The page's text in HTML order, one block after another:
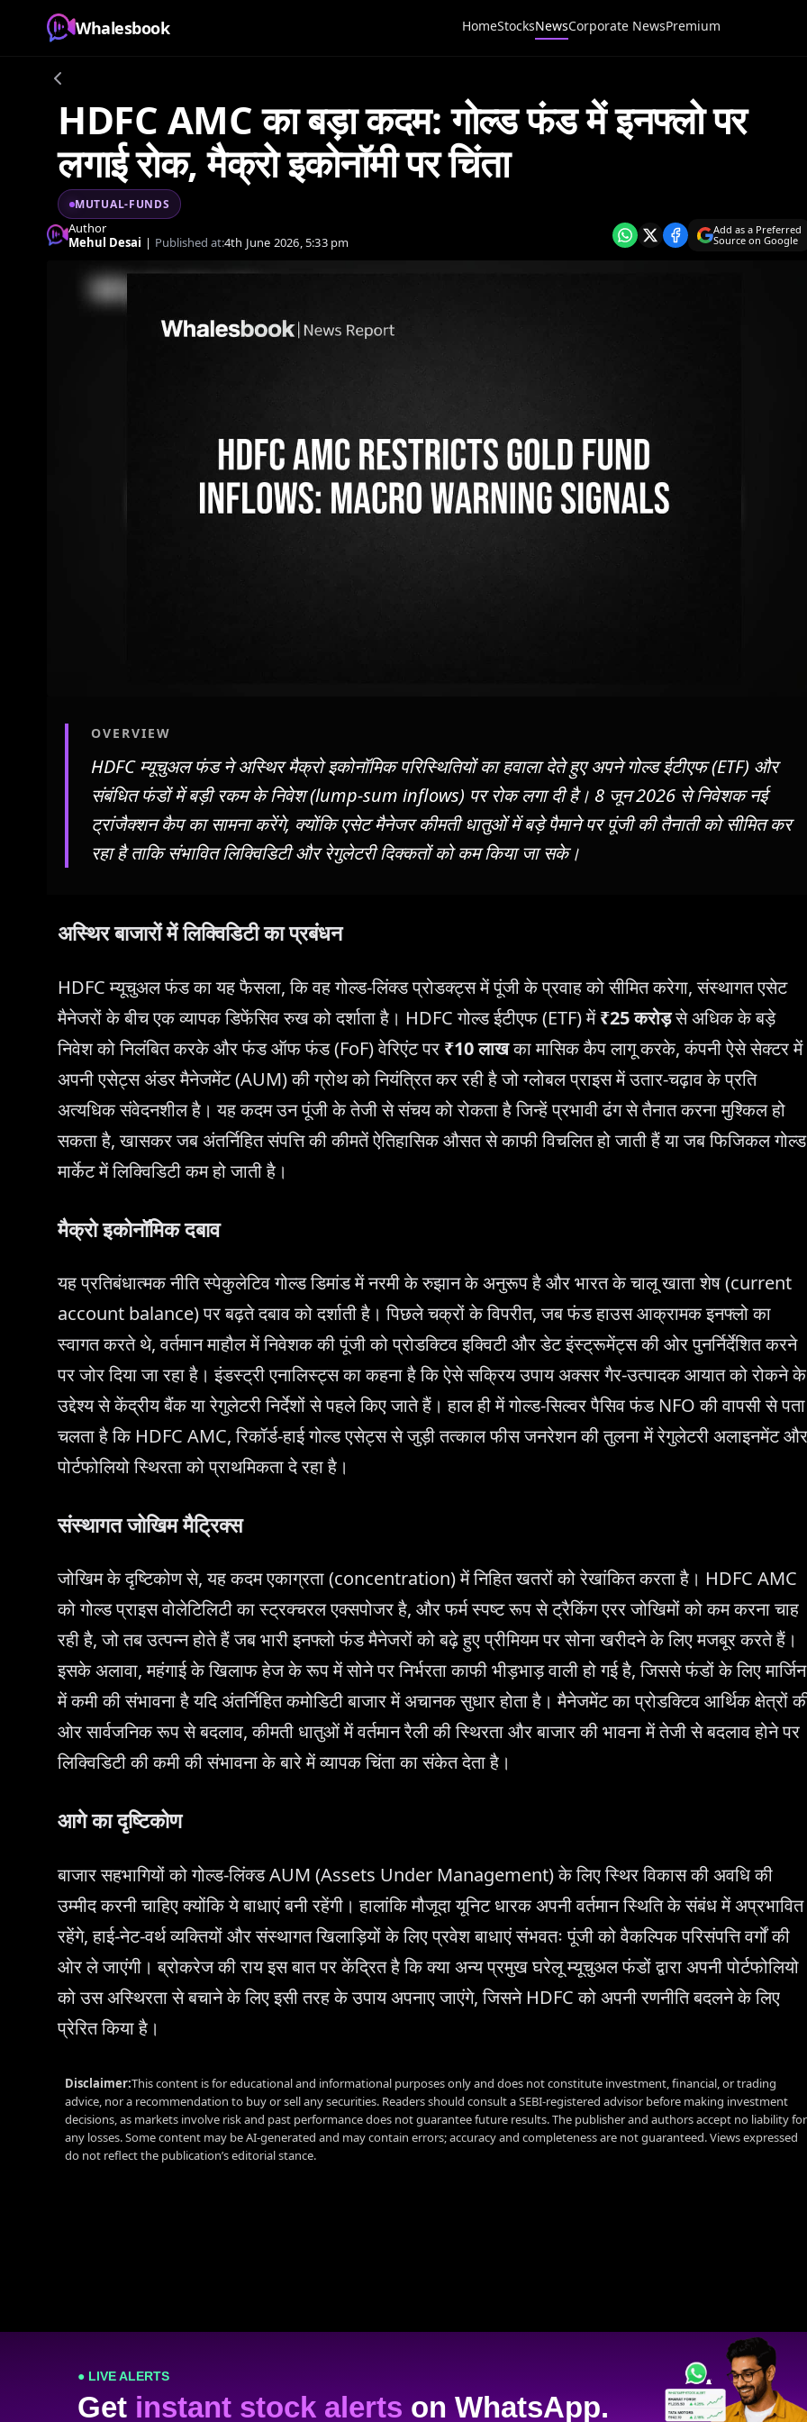
Whalesbook HomeStocksNewsCorporate NewsPremium
HDFC AMC का बड़ा कदम: गोल्ड फंड में इनफ्लो पर
लगाई रोक, मैक्रो इकोनॉमी पर चिंता
MUTUAL-FUNDS
Author
Mehul Desai | Published at:4th June 2026, 5:33 pm
Add as a Preferred
Source on Google
OVERVIEW
HDFC म्यूचुअल फंड ने अस्थिर मैक्रो इकोनॉमिक परिस्थितियों का हवाला देते हुए अपने गोल्ड ईटीएफ (ETF) और
संबंधित फंडों में बड़ी रकम के निवेश (lump-sum inflows) पर रोक लगा दी है। 8 जून 2026 से निवेशक नई
ट्रांजैक्शन कैप का सामना करेंगे, क्योंकि एसेट मैनेजर कीमती धातुओं में बड़े पैमाने पर पूंजी की तैनाती को सीमित कर
रहा है ताकि संभावित लिक्विडिटी और रेगुलेटरी दिक्कतों को कम किया जा सके।
अस्थिर बाजारों में लिक्विडिटी का प्रबंधन
HDFC म्यूचुअल फंड का यह फैसला, कि वह गोल्ड-लिंक्ड प्रोडक्ट्स में पूंजी के प्रवाह को सीमित करेगा, संस्थागत एसेट
मैनेजरों के बीच एक व्यापक डिफेंसिव रुख को दर्शाता है। HDFC गोल्ड ईटीएफ (ETF) में₹25 करोड़से अधिक के बड़े
निवेश को निलंबित करके और फंड ऑफ फंड (FoF) वेरिएंट पर ₹10 लाखका मासिक कैप लागू करके, कंपनी ऐसे सेक्टर में
अपनी एसेट्स अंडर मैनेजमेंट (AUM) की ग्रोथ को नियंत्रित कर रही है जो ग्लोबल प्राइस में उतार-चढ़ाव के प्रति
अत्यधिक संवेदनशील है। यह कदम उन पूंजी के तेजी से संचय को रोकता है जिन्हें प्रभावी ढंग से तैनात करना मुश्किल हो
सकता है, खासकर जब अंतर्निहित संपत्ति की कीमतें ऐतिहासिक औसत से काफी विचलित हो जाती हैं या जब फिजिकल गोल्ड
मार्केट में लिक्विडिटी कम हो जाती है।
मैक्रो इकोनॉमिक दबाव
यह प्रतिबंधात्मक नीति स्पेकुलेटिव गोल्ड डिमांड में नरमी के रुझान के अनुरूप है और भारत के चालू खाता शेष (current
account balance) पर बढ़ते दबाव को दर्शाती है। पिछले चक्रों के विपरीत, जब फंड हाउस आक्रामक इनफ्लो का
स्वागत करते थे, वर्तमान माहौल में निवेशक की पूंजी को प्रोडक्टिव इक्विटी और डेट इंस्ट्रूमेंट्स की ओर पुनर्निर्देशित करने
पर जोर दिया जा रहा है। इंडस्ट्री एनालिस्ट्स का कहना है कि ऐसे सक्रिय उपाय अक्सर गैर-उत्पादक आयात को रोकने के
उद्देश्य से केंद्रीय बैंक या रेगुलेटरी निर्देशों से पहले किए जाते हैं। हाल ही में गोल्ड-सिल्वर पैसिव फंड NFO की वापसी से पता
चलता है कि HDFC AMC, रिकॉर्ड-हाई गोल्ड एसेट्स से जुड़ी तत्काल फीस जनरेशन की तुलना में रेगुलेटरी अलाइनमेंट और
पोर्टफोलियो स्थिरता को प्राथमिकता दे रहा है।
संस्थागत जोखिम मैट्रिक्स
जोखिम के दृष्टिकोण से, यह कदम एकाग्रता (concentration) में निहित खतरों को रेखांकित करता है। HDFC AMC
को गोल्ड प्राइस वोलेटिलिटी का स्ट्रक्चरल एक्सपोजर है, और फर्म स्पष्ट रूप से ट्रैकिंग एरर जोखिमों को कम करना चाह
रही है, जो तब उत्पन्न होते हैं जब भारी इनफ्लो फंड मैनेजरों को बढ़े हुए प्रीमियम पर सोना खरीदने के लिए मजबूर करते हैं।
इसके अलावा, महंगाई के खिलाफ हेज के रूप में सोने पर निर्भरता काफी भीड़भाड़ वाली हो गई है, जिससे फंडों के लिए मार्जिन
में कमी की संभावना है यदि अंतर्निहित कमोडिटी बाजार में अचानक सुधार होता है। मैनेजमेंट का प्रोडक्टिव आर्थिक क्षेत्रों
ओर सार्वजनिक रूप से बदलाव, कीमती धातुओं में वर्तमान रैली की स्थिरता और बाजार की भावना में तेजी से बदलाव होने पर
लिक्विडिटी की कमी की संभावना के बारे में व्यापक चिंता का संकेत देता है।
आगे का दृष्टिकोण
बाजार सहभागियों को गोल्ड-लिंक्ड AUM (Assets Under Management) के लिए स्थिर विकास की अवधि की
उम्मीद करनी चाहिए क्योंकि ये बाधाएं बनी रहेंगी। हालांकि मौजूदा यूनिट धारक अपनी वर्तमान स्थिति के संबंध में अप्रभावित
रहेंगे, हाई-नेट-वर्थ व्यक्तियों और संस्थागत खिलाड़ियों के लिए प्रवेश बाधाएं संभवतः पूंजी को वैकल्पिक परिसंपत्ति वर्गों की
ओर ले जाएंगी। ब्रोकरेज की राय इस बात पर केंद्रित है कि क्या अन्य प्रमुख घरेलू म्यूचुअल फंडों द्वारा अपनी पोर्टफोलियो
को उस अस्थिरता से बचाने के लिए इसी तरह के उपाय अपनाए जाएंगे, जिसने HDFC को अपनी रणनीति बदलने के लिए
प्रेरित किया है।
Disclaimer:This content is for educational and informational purposes only and does not constitute investment, financial, or trading
advice, nor a recommendation to buy or sell any securities. Readers should consult a SEBI-registered advisor before making investment
decisions, as markets involve risk and past performance does not guarantee future results. The publisher and authors accept no liability for
any losses. Some content may be AI-generated and may contain errors; accuracy and completeness are not guaranteed. Views expressed
do not reflect the publication’s editorial stance.
● LIVE ALERTS
Get instant stock alerts on WhatsApp.